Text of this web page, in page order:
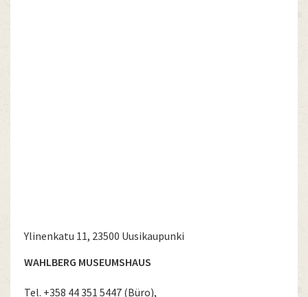
Ylinenkatu 11, 23500 Uusikaupunki
WAHLBERG MUSEUMSHAUS
Tel. +358 44 351 5447 (Büro),